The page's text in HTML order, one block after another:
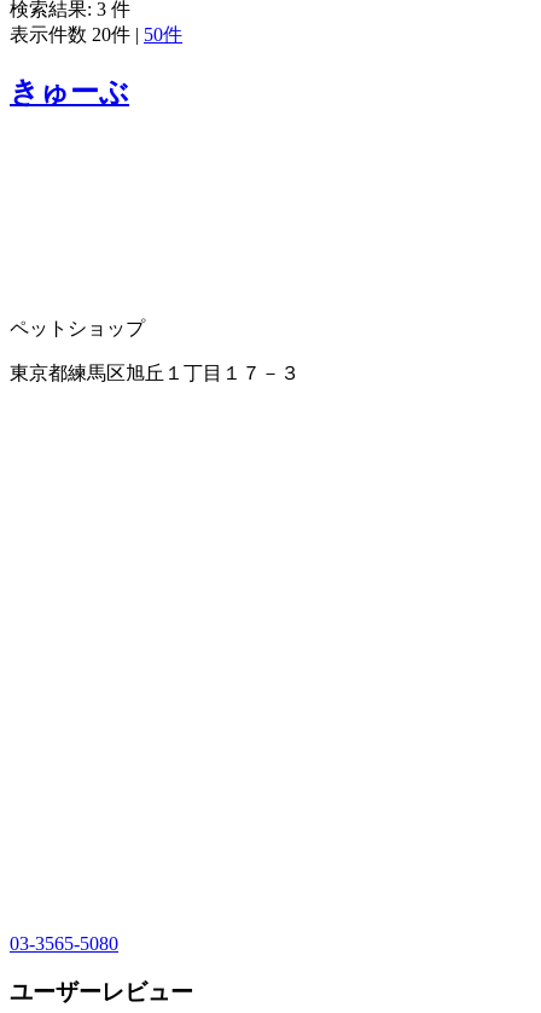
検索結果: 3 件
表示件数 20件 | 50件
きゅーぶ
ペットショップ
東京都練馬区旭丘１丁目１７－３
03-3565-5080
ユーザーレビュー